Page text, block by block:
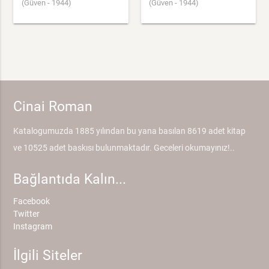
(Güven - 1944) (Güven - 1944)
Cinai Roman
Katalogumuzda 1885 yılından bu yana basılan 8619 adet kitap
ve 10525 adet baskısı bulunmaktadır. Geceleri okumayınız!..
Bağlantıda Kalın...
Facebook
Twitter
Instagram
İlgili Siteler